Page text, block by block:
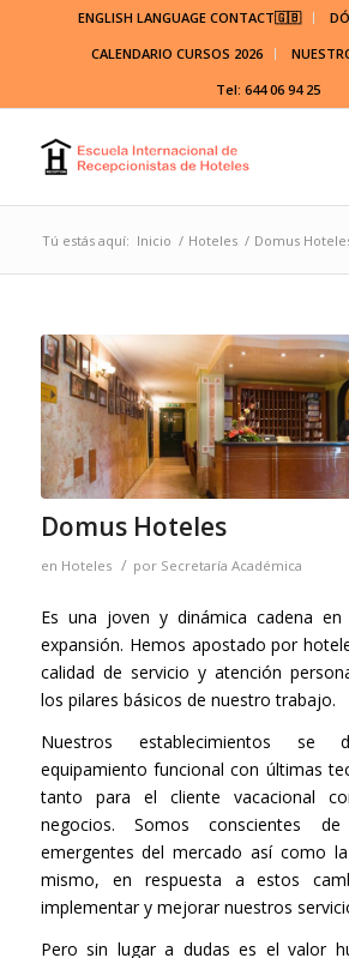
ENGLISH LANGUAGE CONTACT🇬🇧
CALENDARIO CURSOS 2026
Tel: 644 06 94 25
Tú estás aquí: Inicio / Hoteles / Domus
Domus Hoteles
en Hoteles / por Secretaría Académica
Es una joven y dinámica cadena
expansión. Hemos apostado por
calidad de servicio y atención
los pilares básicos de nuestro trabajo.
Nuestros establecimientos
equipamiento funcional con últimas
tanto para el cliente vacacional
negocios. Somos conscientes
emergentes del mercado así como
mismo, en respuesta a estos
implementar y mejorar nuestros
Pero sin lugar a dudas es el valor